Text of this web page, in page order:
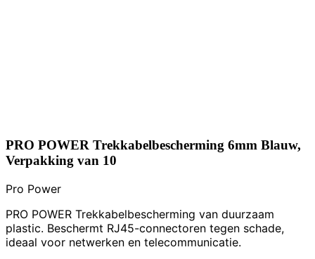
PRO POWER Trekkabelbescherming 6mm Blauw,
Verpakking van 10
Pro Power
PRO POWER Trekkabelbescherming van duurzaam
plastic. Beschermt RJ45-connectoren tegen schade,
ideaal voor netwerken en telecommunicatie.